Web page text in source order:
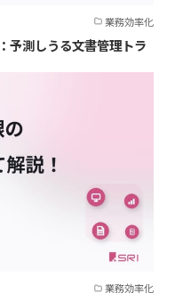
業務効率化
予測しうる文書管理トラ
業務効率化